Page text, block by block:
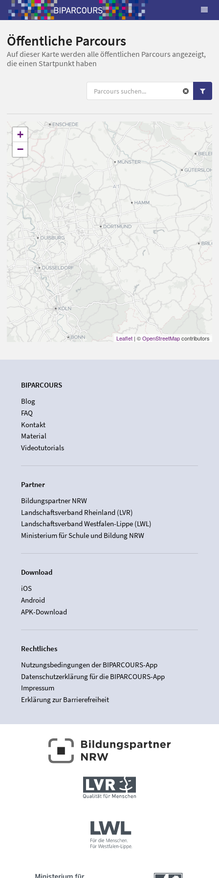
Öffentliche Parcours
Auf dieser Karte werden alle öffentlichen Parcours angezeigt,
die einen Startpunkt haben
+
−
Leaflet | ©OpenStreetMapcontributors
BIPARCOURS
Blog
FAQ
Kontakt
Material
Videotutorials
Partner
Bildungspartner NRW
Landschaftsverband Rheinland (LVR)
Landschaftsverband Westfalen-Lippe (LWL)
Ministerium für Schule und Bildung NRW
Download
iOS
Android
APK-Download
Rechtliches
Nutzungsbedingungen der BIPARCOURS-App
Datenschutzerklärung für die BIPARCOURS-App
Impressum
Erklärung zur Barrierefreiheit